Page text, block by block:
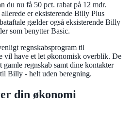
du nu få 50 pct. rabat på 12 mdr.
er eksisterende Billy Plus
gælder også eksisterende Billy
som benytter Basic.
regnskabsprogram til
vil have et let økonomisk overblik. De
regnskab samt dine kontakter
Billy - helt uden beregning.
din økonomi